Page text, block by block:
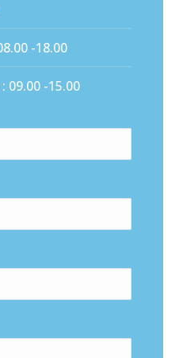
-18.00
09.00 -15.00